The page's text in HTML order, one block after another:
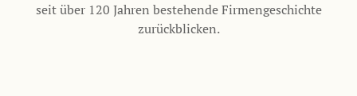
seit über 120 Jahren bestehende Firmengeschichte
zurückblicken.